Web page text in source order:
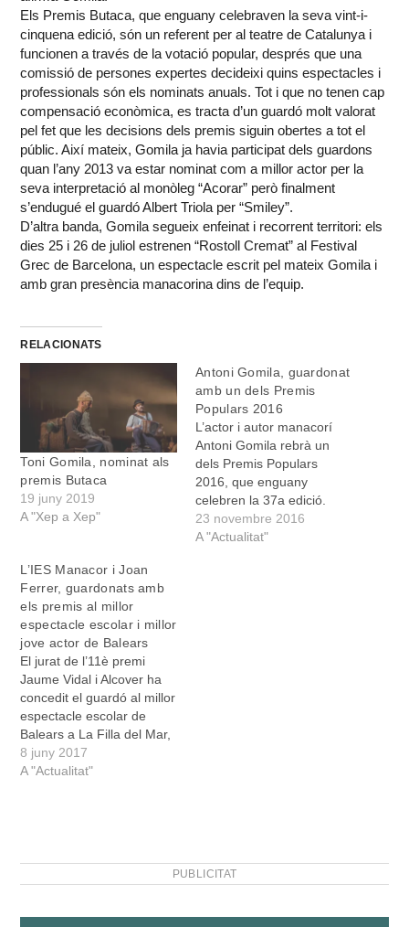
Els Premis Butaca, que enguany celebraven la seva vint-i-
cinquena edició, són un referent per al teatre de Catalunya i
funcionen a través de la votació popular, després que una
comissió de persones expertes decideixi quins espectacles i
professionals són els nominats anuals. Tot i que no tenen cap
compensació econòmica, es tracta d’un guardó molt valorat
pel fet que les decisions dels premis siguin obertes a tot el
públic. Així mateix, Gomila ja havia participat dels guardons
quan l’any 2013 va estar nominat com a millor actor per la
seva interpretació al monòleg “Acorar” però finalment
s’endugué el guardó Albert Triola per “Smiley”.
D’altra banda, Gomila segueix enfeinat i recorrent territori: els
dies 25 i 26 de juliol estrenen “Rostoll Cremat” al Festival
Grec de Barcelona, un espectacle escrit pel mateix Gomila i
amb gran presència manacorina dins de l’equip.
RELACIONATS
Toni Gomila, nominat als
premis Butaca
19 juny 2019
A "Xep a Xep"
Antoni Gomila, guardonat
amb un dels Premis
Populars 2016
L’actor i autor manacorí
Antoni Gomila rebrà un
dels Premis Populars
2016, que enguany
celebren la 37a edició.
Tant Gomila com la resta
de guardonats destaquen
23 novembre 2016
A "Actualitat"
L’IES Manacor i Joan
Ferrer, guardonats amb
els premis al millor
espectacle escolar i millor
jove actor de Balears
El jurat de l’11è premi
Jaume Vidal i Alcover ha
concedit el guardó al millor
espectacle escolar de
Balears a La Filla del Mar,
l’obra que han interpretat
els integrants del grup de
8 juny 2017
A "Actualitat"
PUBLICITAT